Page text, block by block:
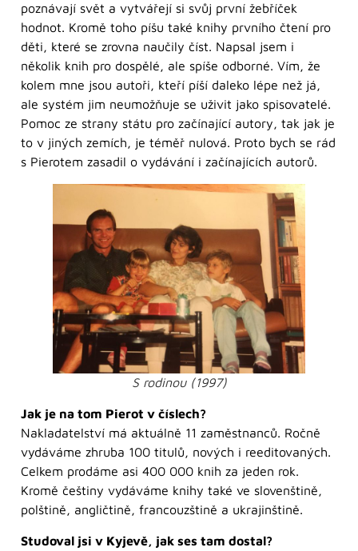
poznávají svět a vytvářejí si svůj první žebříček
hodnot. Kromě toho píšu také knihy prvního čtení pro
děti, které se zrovna naučily číst. Napsal jsem i
několik knih pro dospělé, ale spíše odborné. Vím, že
kolem mne jsou autoři, kteří píší daleko lépe než já,
ale systém jim neumožňuje se uživit jako spisovatelé.
Pomoc ze strany státu pro začínající autory, tak jak je
to v jiných zemích, je téměř nulová. Proto bych se rád
s Pierotem zasadil o vydávání i začínajících autorů.
S rodinou (1997)
Jak je na tom Pierot v číslech?
Nakladatelství má aktuálně 11 zaměstnanců. Ročně
vydáváme zhruba 100 titulů, nových i reeditovaných.
Celkem prodáme asi 400 000 knih za jeden rok.
Kromě češtiny vydáváme knihy také ve slovenštině,
polštině, angličtině, francouzštině a ukrajinštině.
Studoval jsi v Kyjevě, jak ses tam dostal?